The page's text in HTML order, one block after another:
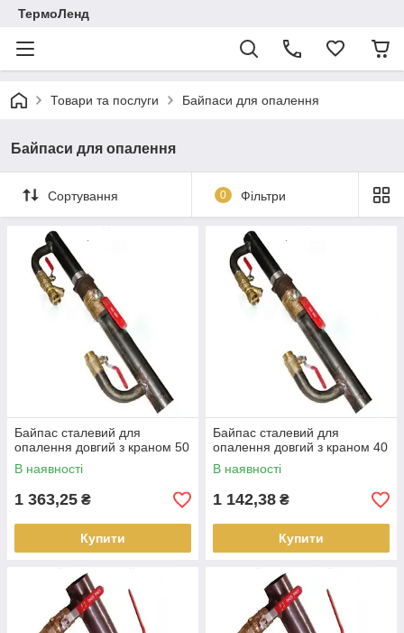
ТермоЛенд
Товари та послуги Байпаси для опалення
Байпаси для опалення
Сортування 0 Фільтри
Байпас сталевий для
опалення довгий з краном 50
В наявності
1 363,25 ₴
Купити
Байпас сталевий для
опалення довгий з краном 40
В наявності
1 142,38 ₴
Купити